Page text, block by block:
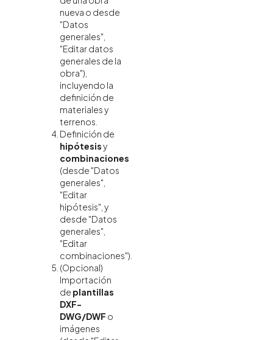
nueva o desde
"Datos
generales",
"Editar datos
generales de la
obra"),
incluyendo la
definición de
materiales y
terrenos.
Definición de
hipótesisy
combinaciones
(desde "Datos
generales",
"Editar
hipótesis", y
desde "Datos
generales",
"Editar
combinaciones").
(Opcional)
Importación
de plantillas
DXF-
DWG/DWF o
imágenes